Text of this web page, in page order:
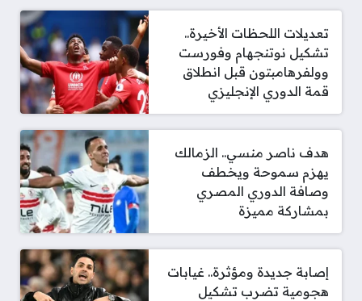
تعديلات اللحظات الأخيرة..
تشكيل نوتنجهام وفورست
وولفرهامبتون قبل انطلاق
قمة الدوري الإنجليزي
هدف ناصر منسي.. الزمالك
يهزم سموحة ويخطف
وصافة الدوري المصري
بمشاركة مميزة
إصابة جديدة ومؤثرة.. غيابات
هجومية تضرب تشكيل